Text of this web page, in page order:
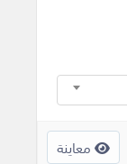
معاينة